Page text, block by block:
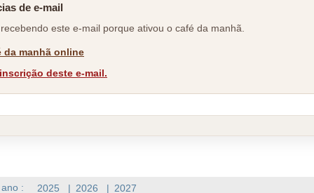
: 2025 | 2026 | 2027
de e-mail
este e-mail porque ativou o café da manhã.
da manhã online
deste e-mail.